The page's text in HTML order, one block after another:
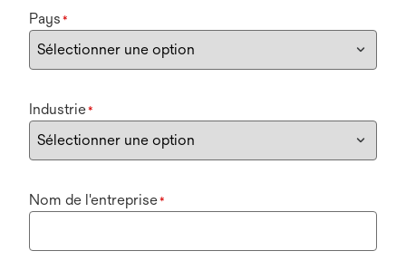
Pays *
Industrie*
Nom de l'entreprise*